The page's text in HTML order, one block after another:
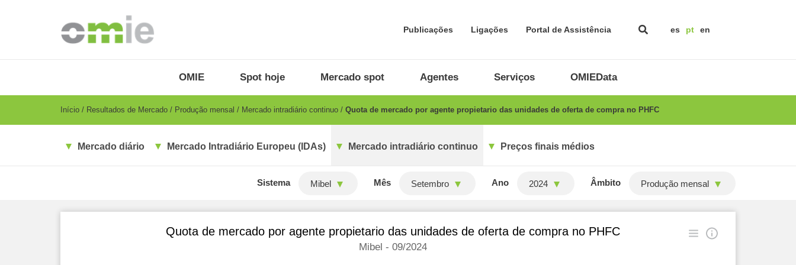
Publicações Ligações Portal de Assistência es pt en
PT
OMIE Spot hoje Mercado spot Agentes Serviços OMIEData
Breadcrumb
Início Resultados de Mercado Produção mensal Mercado intradiário continuo Quota de mercado por agente propietario das unidades de oferta de compra no PHFC
Mercado diário Mercado Intradiário Europeu (IDAs) Mercado intradiário continuo Preços finais médios
Sistema Mibel Mês Setembro Ano 2024 Âmbito Produção mensal
Quota de mercado por agente propietario das unidades de oferta de compra no PHFC
Mibel - 09/2024